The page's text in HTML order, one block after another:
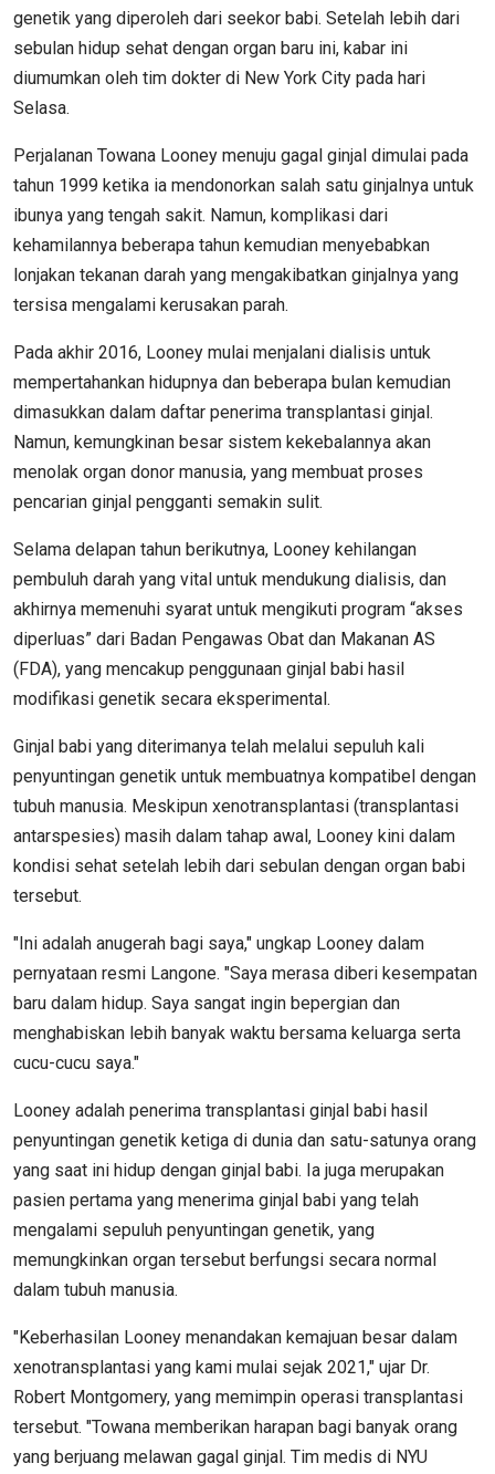
genetik yang diperoleh dari seekor babi. Setelah lebih dari
sebulan hidup sehat dengan organ baru ini, kabar ini
diumumkan oleh tim dokter di New York City pada hari
Selasa.
Perjalanan Towana Looney menuju gagal ginjal dimulai pada
tahun 1999 ketika ia mendonorkan salah satu ginjalnya untuk
ibunya yang tengah sakit. Namun, komplikasi dari
kehamilannya beberapa tahun kemudian menyebabkan
lonjakan tekanan darah yang mengakibatkan ginjalnya yang
tersisa mengalami kerusakan parah.
Pada akhir 2016, Looney mulai menjalani dialisis untuk
mempertahankan hidupnya dan beberapa bulan kemudian
dimasukkan dalam daftar penerima transplantasi ginjal.
Namun, kemungkinan besar sistem kekebalannya akan
menolak organ donor manusia, yang membuat proses
pencarian ginjal pengganti semakin sulit.
Selama delapan tahun berikutnya, Looney kehilangan
pembuluh darah yang vital untuk mendukung dialisis, dan
akhirnya memenuhi syarat untuk mengikuti program “akses
diperluas” dari Badan Pengawas Obat dan Makanan AS
(FDA), yang mencakup penggunaan ginjal babi hasil
modifikasi genetik secara eksperimental.
Ginjal babi yang diterimanya telah melalui sepuluh kali
penyuntingan genetik untuk membuatnya kompatibel dengan
tubuh manusia. Meskipun xenotransplantasi (transplantasi
antarspesies) masih dalam tahap awal, Looney kini dalam
kondisi sehat setelah lebih dari sebulan dengan organ babi
tersebut.
"Ini adalah anugerah bagi saya," ungkap Looney dalam
pernyataan resmi Langone. "Saya merasa diberi kesempatan
baru dalam hidup. Saya sangat ingin bepergian dan
menghabiskan lebih banyak waktu bersama keluarga serta
cucu-cucu saya."
Looney adalah penerima transplantasi ginjal babi hasil
penyuntingan genetik ketiga di dunia dan satu-satunya orang
yang saat ini hidup dengan ginjal babi. Ia juga merupakan
pasien pertama yang menerima ginjal babi yang telah
mengalami sepuluh penyuntingan genetik, yang
memungkinkan organ tersebut berfungsi secara normal
dalam tubuh manusia.
"Keberhasilan Looney menandakan kemajuan besar dalam
xenotransplantasi yang kami mulai sejak 2021," ujar Dr.
Robert Montgomery, yang memimpin operasi transplantasi
tersebut. "Towana memberikan harapan bagi banyak orang
yang berjuang melawan gagal ginjal. Tim medis di NYU